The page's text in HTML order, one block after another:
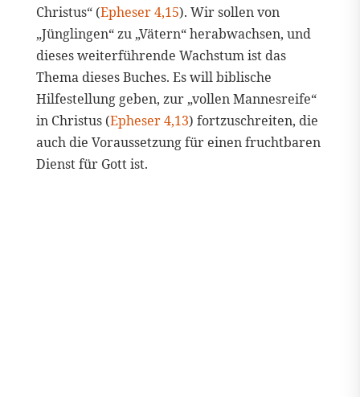
Christus“ (Epheser 4,15). Wir sollen von
„Jünglingen“ zu „Vätern“ herabwachsen, und
dieses weiterführende Wachstum ist das
Thema dieses Buches. Es will biblische
Hilfestellung geben, zur „vollen Mannesreife“
in Christus (Epheser 4,13) fortzuschreiten, die
auch die Voraussetzung für einen fruchtbaren
Dienst für Gott ist.